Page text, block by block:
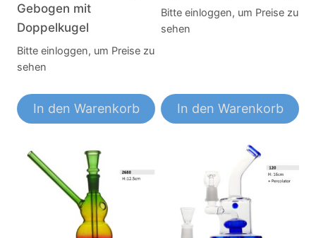
Gebogen mit
Doppelkugel
Bitte einloggen, um Preise zu
sehen
In den Warenkorb
Bitte einloggen, um Preise zu
sehen
In den Warenkorb